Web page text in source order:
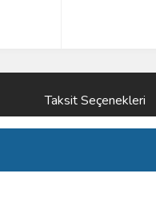
Taksit Seçenekleri